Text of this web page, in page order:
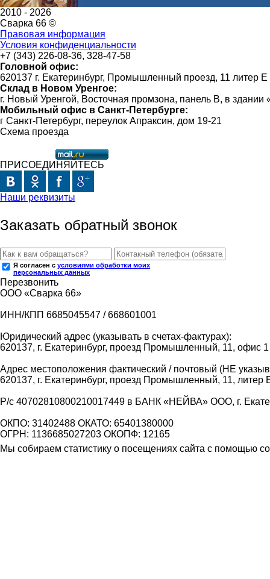
2010 - 2026
Сварка 66 ©
Правовая информация
Условия конфиденциальности
+7 (343) 226-08-36, 328-47-58
Головной офис:
620137 г. Екатеринбург, Промышленный проезд, 11 литер Е
Склад в Новом Уренгое:
г. Новый Уренгой, Восточная промзона, панель В, в
Мобильный офис в Санкт-Петербурге:
г Санкт-Петербург, переулок Апраксин, дом 19-21
Схема проезда
ПРИСОЕДИНЯЙТЕСЬ
Наши реквизиты
Заказать обратный звонок
Я согласен с условиями обработки моих
персональных данных
Перезвонить
ООО «Сварка 66»
ИНН/КПП 6685045547 / 668601001
Юридический адрес (указывать в счетах-фактурах):
620137, г. Екатеринбург, проезд Промышленный, 11, офис 1
Адрес местоположения фактический / почтовый (НЕ
620137, г. Екатеринбург, проезд Промышленный, 11, литер
Р/с 40702810800210017449 в БАНК «НЕЙВА» ООО, г.
ОКПО: 31402488 ОКАТО: 65401380000
ОГРН: 1136685027203 ОКОПФ: 12165
Мы собираем статистику о посещениях сайта с помощью